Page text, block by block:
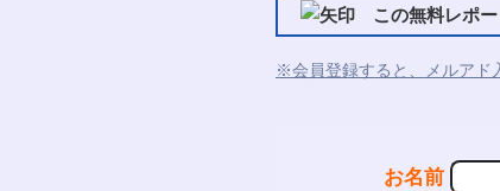
この無料レポー
※会員登録すると、メルアド
お名前